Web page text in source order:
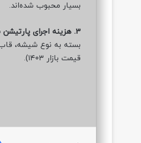
بسیار محبوب شده‌اند.
3. هزینه اجرای پارتیشن شیشه‌ای چقدر است؟
قیمت بازار ۱۴۰۳).